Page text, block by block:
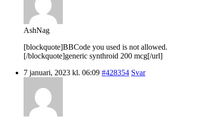
AshNag
[blockquote]BBCode you used is not allowed.
[/blockquote]generic synthroid 200 mcg[/url]
7 januari, 2023 kl. 06:09 #428354 Svar